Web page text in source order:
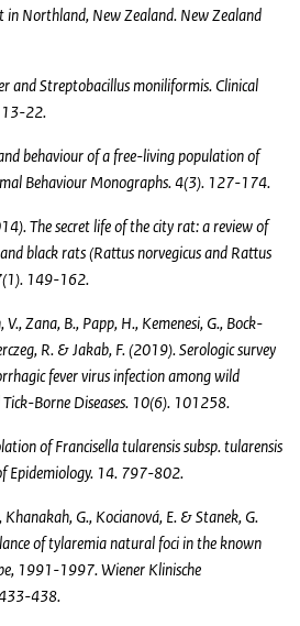
in Northland, New Zealand. New Zealand
and Streptobacillus moniliformis. Clinical
13-22.
behaviour of a free-living population of
Behaviour Monographs. 4(3). 127-174.
The secret life of the city rat: a review of
black rats (Rattus norvegicus and Rattus
149-162.
Zana, B., Papp, H., Kemenesi, G., Bock-
R. & Jakab, F. (2019). Serologic survey
fever virus infection among wild
Borne Diseases. 10(6). 101258.
of Francisella tularensis subsp. tularensis
Epidemiology. 14. 797-802.
Khanakah, G., Kocianová, E. & Stanek, G.
of tylaremia natural foci in the known
1991-1997. Wiener Klinische
438.